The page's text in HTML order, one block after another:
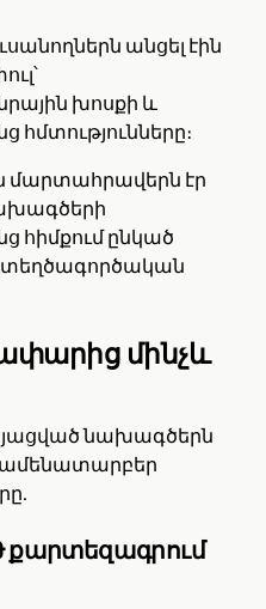
անցել էին
խոսքի և
մարտահրավերն էր
հիմքում ընկած
մինչև
նախագծերն
ամենատարբեր